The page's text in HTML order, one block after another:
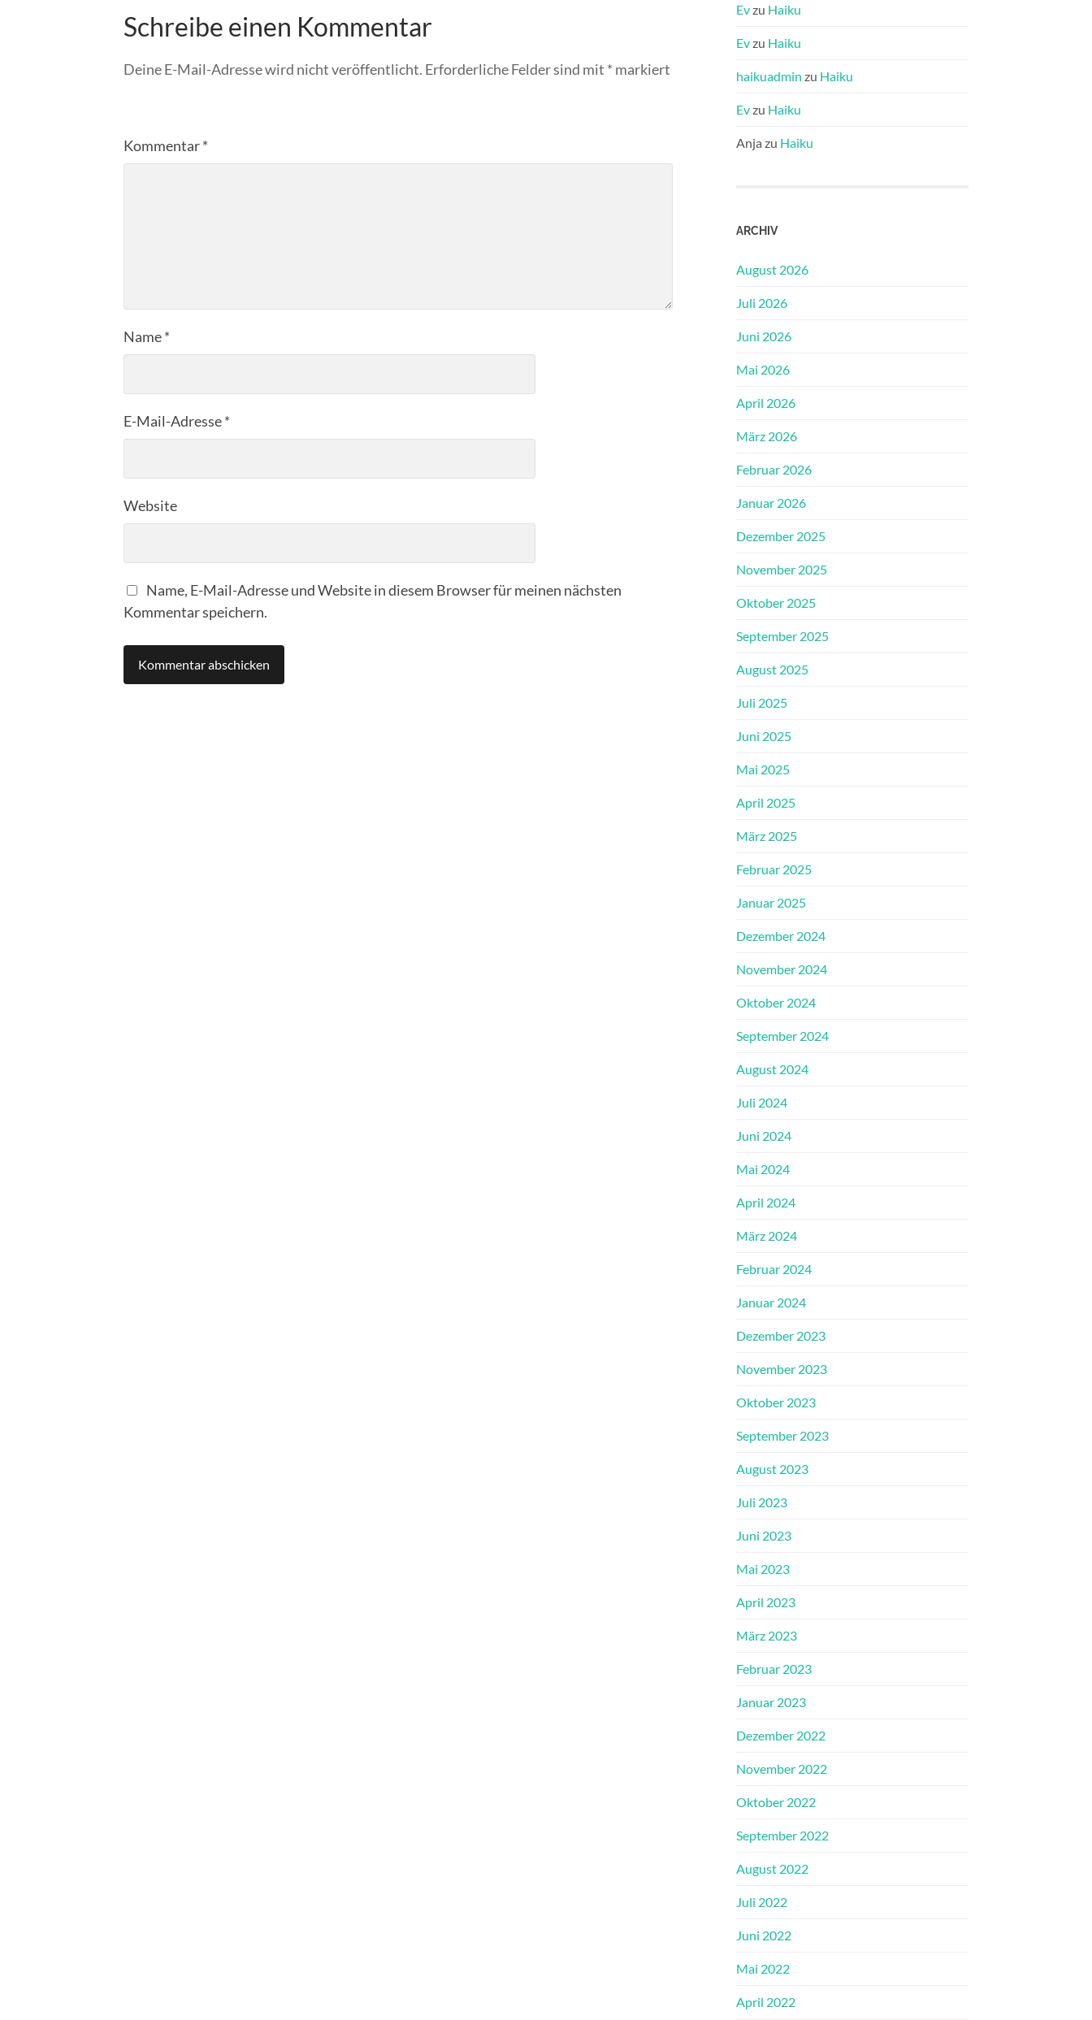
Schreibe einen Kommentar
Deine E-Mail-Adresse wird nicht veröffentlicht. Erforderliche Felder sind mit * markiert
Kommentar*
Name*
E-Mail-Adresse*
Website
Name, E-Mail-Adresse und Website in diesem Browser für meinen nächsten
Kommentar speichern.
Evzu Haiku
Evzu Haiku
haikuadmin zu Haiku
Evzu Haiku
Anja zu Haiku
ARCHIV
August 2026
Juli 2026
Juni 2026
Mai 2026
April 2026
März 2026
Februar 2026
Januar 2026
Dezember 2025
November 2025
Oktober 2025
September 2025
August 2025
Juli 2025
Juni 2025
Mai 2025
April 2025
März 2025
Februar 2025
Januar 2025
Dezember 2024
November 2024
Oktober 2024
September 2024
August 2024
Juli 2024
Juni 2024
Mai 2024
April 2024
März 2024
Februar 2024
Januar 2024
Dezember 2023
November 2023
Oktober 2023
September 2023
August 2023
Juli 2023
Juni 2023
Mai 2023
April 2023
März 2023
Februar 2023
Januar 2023
Dezember 2022
November 2022
Oktober 2022
September 2022
August 2022
Juli 2022
Juni 2022
Mai 2022
April 2022